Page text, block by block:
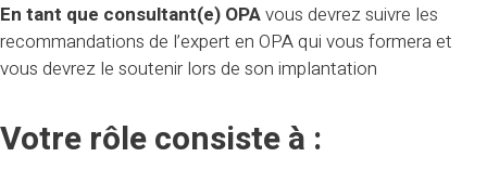
En tant que consultant(e) OPAvous devrez suivre les
recommandations de l’expert en OPA qui vous formera et
vous devrez le soutenir lors de son implantation
Votre rôle consiste à :